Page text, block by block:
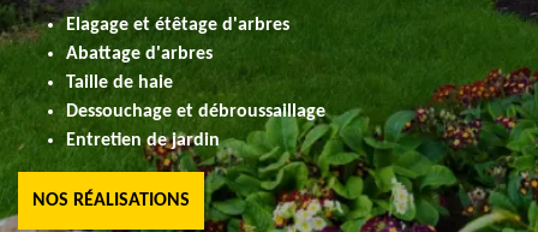
Elagage et étêtage d'arbres
Abattage d'arbres
Taille de haie
Dessouchage et débroussaillage
Entretien de jardin
NOS RÉALISATIONS